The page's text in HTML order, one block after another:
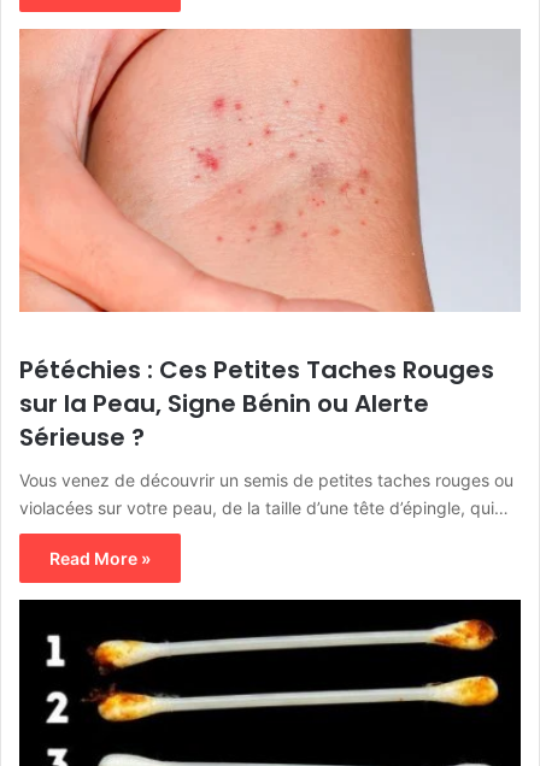
Pétéchies : Ces Petites Taches Rouges
sur la Peau, Signe Bénin ou Alerte
Sérieuse ?
Vous venez de découvrir un semis de petites taches rouges ou
violacées sur votre peau, de la taille d’une tête d’épingle, qui…
Read More »